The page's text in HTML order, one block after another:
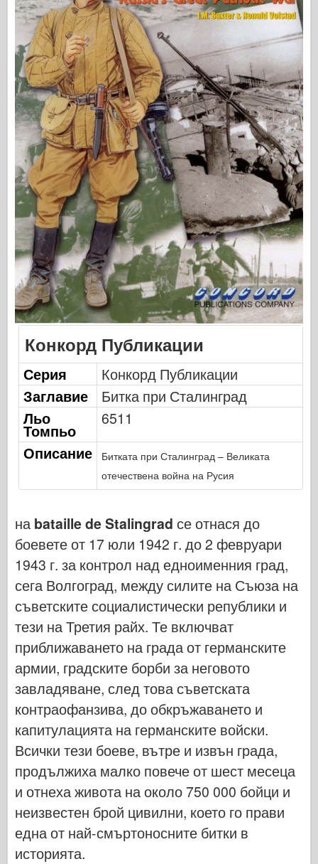
Сигнал за ескадрила
Танкова мощност
Камиони и танкове
Вафен-Арсенал
Уидавникдва милитария
Темето
Академия
Модели на асото
АФВ клуб
Airfix
Военновъздушни сили
Модел AZ
Черно куче
Bronco
Кибер-хоби
Днепромодел
Дракон
Едуард
Модел на ЕТ
Фини форми
Сили на храбрия
ФриулМодел
Хелър
ХобиБос
Модели на ИБГ
Италиери
Легенда
Модел менг
Тамия
Tristar
Тромпетист
Звезда
Албуми-Снимки
Разходка около
Книги
Dvd
Конкорд Публикации
Серия
Конкорд Публикации
Заглавие
Битка при Сталинград
Льо
Томпьо
6511
Описание
Битката при Сталинград – Великата
отечествена война на Русия
на bataille de Stalingrad се отнася до
боевете от 17 юли 1942 г. до 2 февруари
1943 г. за контрол над едноименния град,
сега Волгоград, между силите на Съюза на
съветските социалистически републики и
тези на Третия райх. Те включват
приближаването на града от германските
армии, градските борби за неговото
завладяване, след това съветската
контраофанзива, до обкръжаването и
капитулацията на германските войски.
Всички тези боеве, вътре и извън града,
продължиха малко повече от шест месеца
и отнеха живота на около 750 000 бойци и
неизвестен брой цивилни, което го прави
една от най-смъртоносните битки в
историята.